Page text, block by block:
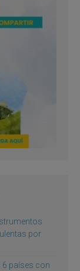
por
6 países con